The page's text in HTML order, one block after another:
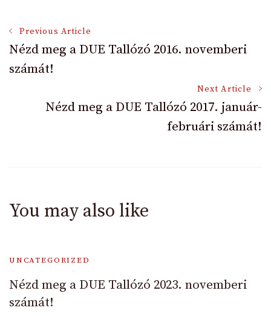
Post
Navigation
Previous Article
Nézd meg a DUE Tallózó 2016. novemberi
számát!
Next Article
Nézd meg a DUE Tallózó 2017. január-
februári számát!
You may also like
UNCATEGORIZED
Nézd meg a DUE Tallózó 2023. novemberi
számát!